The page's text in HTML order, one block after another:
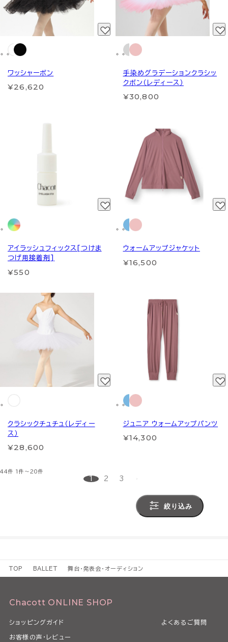
ワッシャーボン
¥26,620
手染めグラデーションクラシッ
クボン（レディース）
¥30,800
アイラッシュフィックス[つけま
つげ用接着剤]
¥550
ウォームアップジャケット
¥16,500
クラシックチュチュ（レディー
ス）
¥28,600
ジュニア ウォームアップパンツ
¥14,300
44件 1件～20件
1 2 3
絞り込み
TOP BALLET 舞台・発表会・オーディション
Chacott ONLINE SHOP
ショッピングガイド よくあるご質問
お客様の声・レビュー